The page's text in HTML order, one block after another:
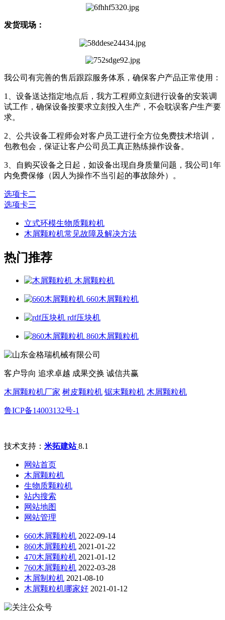
发货现场：
我公司有完善的售后跟踪服务体系，确保客户产品正常使用：
1、设备送达指定地点后，我方工程师立刻进行设备的安装调
试工作，确保设备按要求立刻投入生产，不会耽误客户生产要
求。
2、公共设备工程师会对客户员工进行全方位免费技术培训，
包教包会，保证让客户公司员工真正熟练操作设备。
3、自购买设备之日起，如设备出现自身质量问题，我公司1年
内免费保修（因人为操作不当引起的事故除外）。
选项卡二
选项卡三
立式环模生物质颗粒机
木屑颗粒机常见故障及解决方法
热门推荐
木屑颗粒机
660木屑颗粒机
rdf压块机
860木屑颗粒机
客户导向 追求卓越 成果交换 诚信共赢
木屑颗粒机厂家 树皮颗粒机 锯末颗粒机 木屑颗粒机
鲁ICP备14003132号-1
技术支持： 米拓建站8.1
网站首页
木屑颗粒机
生物质颗粒机
站内搜索
网站地图
网站管理
660木屑颗粒机 2022-09-14
860木屑颗粒机 2021-01-22
470木屑颗粒机 2021-01-12
760木屑颗粒机 2022-03-28
木屑制粒机 2021-08-10
木屑颗粒机哪家好 2021-01-12